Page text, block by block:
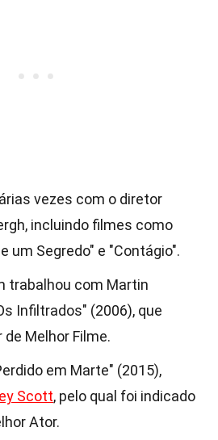
vezes com o diretor
incluindo filmes como
um Segredo" e "Contágio".
trabalhou com Martin
Infiltrados" (2006), que
de Melhor Filme.
em Marte" (2015),
Scott, pelo qual foi indicado
Ator.